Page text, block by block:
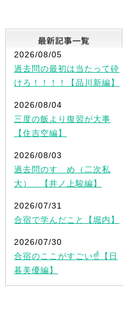
2026/08/05
過去問の最初は当たって砕
けろ！！！！【品川新編】
2026/08/04
三度の飯より復習が大事
【住吉空編】
2026/08/03
過去問のすゝめ（二次私
大） 【井ノ上駿編】
2026/07/31
合宿で学んだこと【堀内】
2026/07/30
合宿のここがすごい☝️【日
暮美優編】